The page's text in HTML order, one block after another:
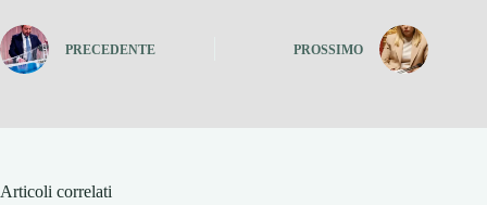
PRECEDENTE PROSSIMO
Articoli correlati